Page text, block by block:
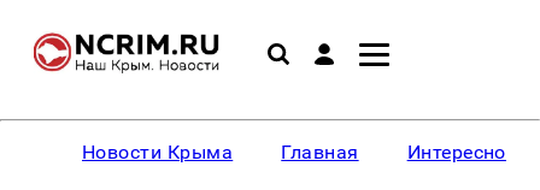
Новости Крыма Главная Интересное